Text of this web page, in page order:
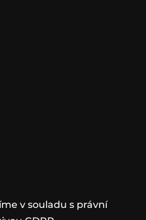
v souladu s právní